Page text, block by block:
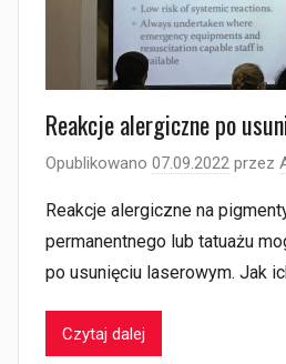
Reakcje alergiczne po
Opublikowano 07.09.2022 przez
Reakcje alergiczne na
permanentnego lub tatuażu
po usunięciu laserowym. Jak
Czytaj dalej